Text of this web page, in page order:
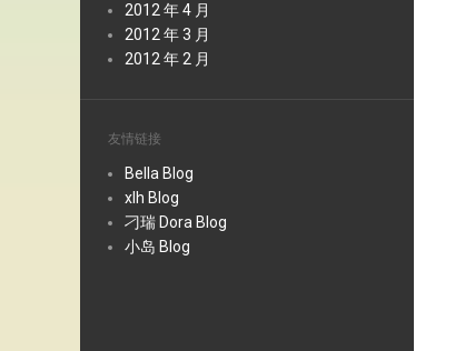
2012 年 4 月
2012 年 3 月
2012 年 2 月
友情链接
Bella Blog
xlh Blog
刁瑞 Dora Blog
小岛 Blog